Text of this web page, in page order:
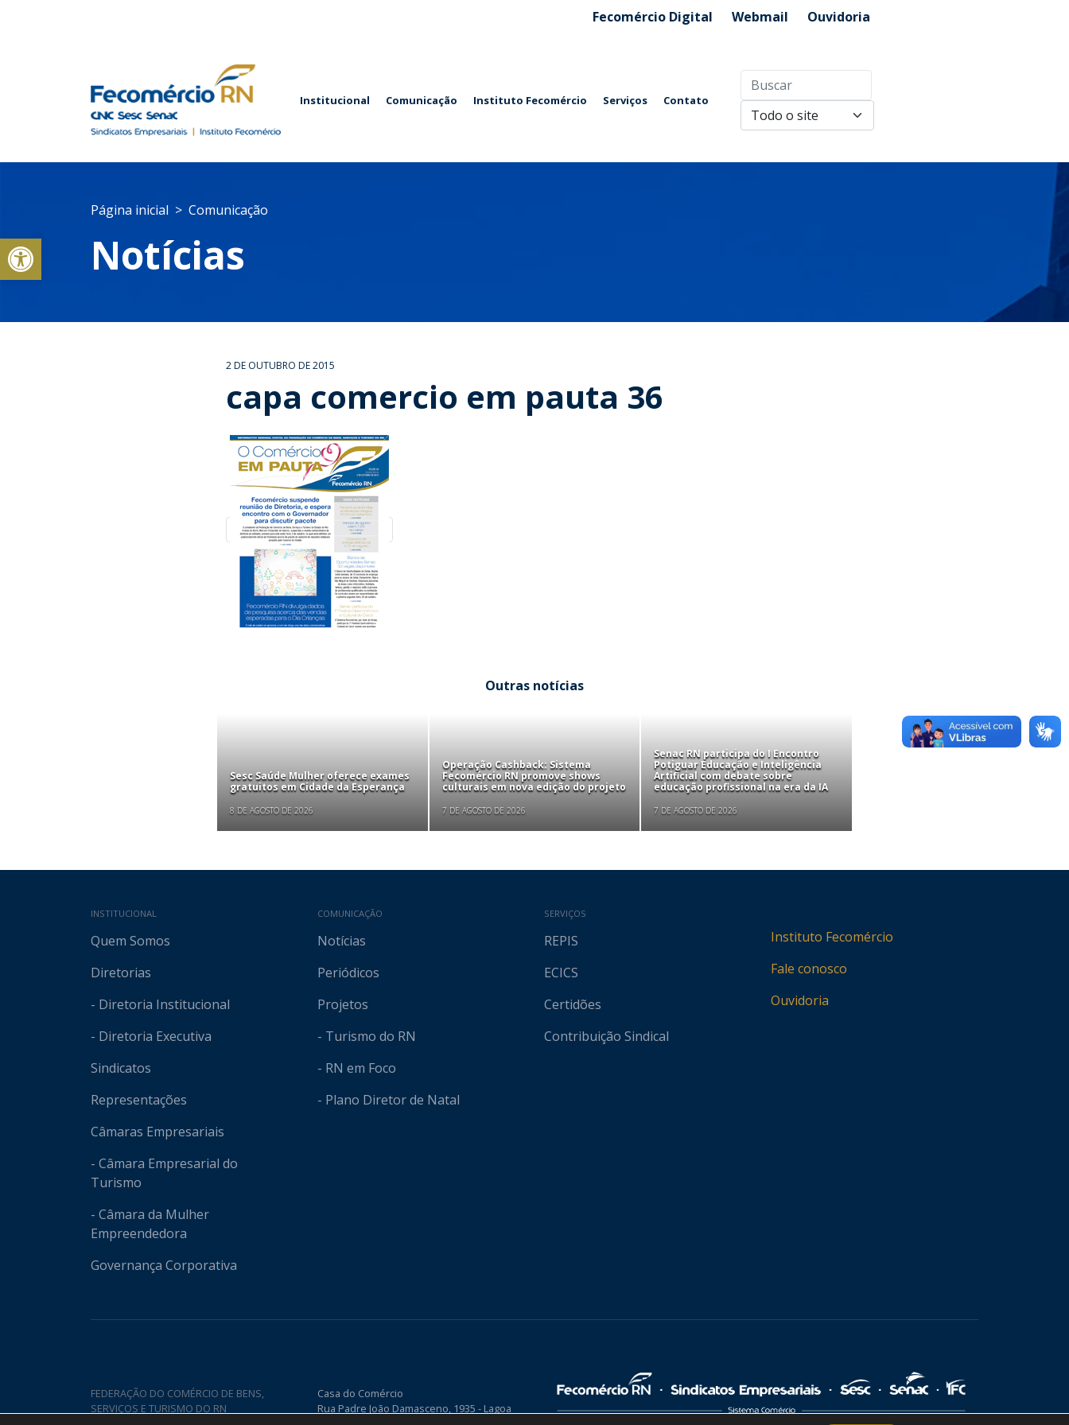
Abrir a barra de ferramentas
Fecomércio Digital Webmail Ouvidoria
Institucional Comunicação Instituto Fecomércio Serviços Contato
Página inicial Comunicação
Notícias
2 DE OUTUBRO DE 2015
capa comercio em pauta 36
Outras notícias
Sesc Saúde Mulher oferece exames
gratuitos em Cidade da Esperança
8 DE AGOSTO DE 2026
Operação Cashback: Sistema
Fecomércio RN promove shows
culturais em nova edição do projeto
7 DE AGOSTO DE 2026
Senac RN participa do I Encontro
Potiguar Educação e Inteligência
Artificial com debate sobre
educação profissional na era da IA
7 DE AGOSTO DE 2026
Mapa do site
INSTITUCIONAL
Quem Somos
Diretorias
- Diretoria Institucional
- Diretoria Executiva
Sindicatos
Representações
Câmaras Empresariais
- Câmara Empresarial do
Turismo
- Câmara da Mulher
Empreendedora
Governança Corporativa
COMUNICAÇÃO
Notícias
Periódicos
Projetos
- Turismo do RN
- RN em Foco
- Plano Diretor de Natal
SERVIÇOS
REPIS
ECICS
Certidões
Contribuição Sindical
Instituto Fecomércio
Fale conosco
Ouvidoria
FEDERAÇÃO DO COMÉRCIO DE BENS,
SERVIÇOS E TURISMO DO RN
Casa do Comércio
Rua Padre João Damasceno, 1935 - Lagoa